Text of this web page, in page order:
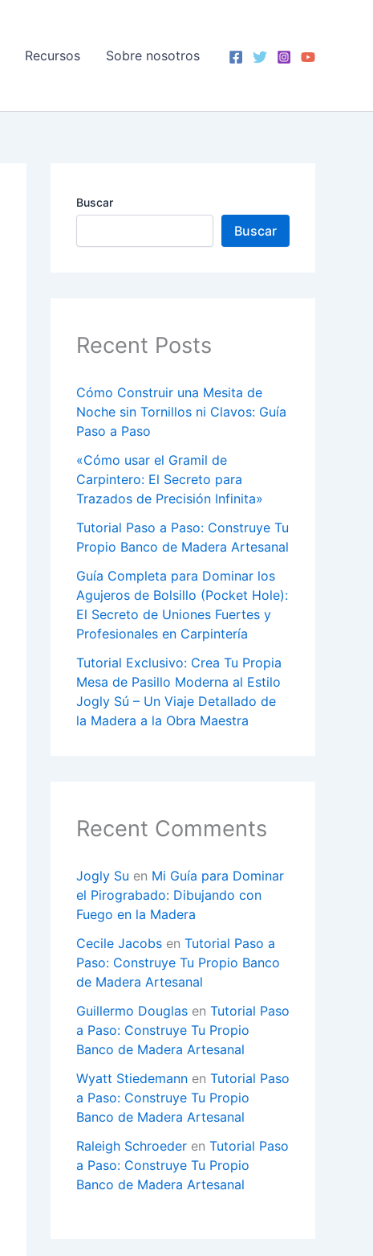
Recursos Sobre nosotros
Buscar
Buscar
Recent Posts
Cómo Construir una Mesita de
Noche sin Tornillos ni Clavos: Guía
Paso a Paso
«Cómo usar el Gramil de
Carpintero: El Secreto para
Trazados de Precisión Infinita»
Tutorial Paso a Paso: Construye Tu
Propio Banco de Madera Artesanal
Guía Completa para Dominar los
Agujeros de Bolsillo (Pocket Hole):
El Secreto de Uniones Fuertes y
Profesionales en Carpintería
Tutorial Exclusivo: Crea Tu Propia
Mesa de Pasillo Moderna al Estilo
Jogly Sú – Un Viaje Detallado de
la Madera a la Obra Maestra
Recent Comments
Jogly Su en Mi Guía para Dominar
el Pirograbado: Dibujando con
Fuego en la Madera
Cecile Jacobs en Tutorial Paso a
Paso: Construye Tu Propio Banco
de Madera Artesanal
Guillermo Douglas en Tutorial Paso
a Paso: Construye Tu Propio
Banco de Madera Artesanal
Wyatt Stiedemann en Tutorial Paso
a Paso: Construye Tu Propio
Banco de Madera Artesanal
Raleigh Schroeder en Tutorial Paso
a Paso: Construye Tu Propio
Banco de Madera Artesanal